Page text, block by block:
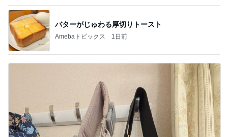
バターがじゅわる厚切りトースト
Amebaトピックス 1日前